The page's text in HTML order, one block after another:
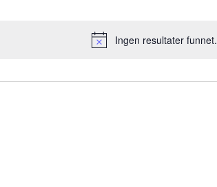
Merknad
Ingen resultater funnet.